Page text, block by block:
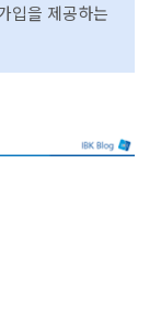
입을 제공하는